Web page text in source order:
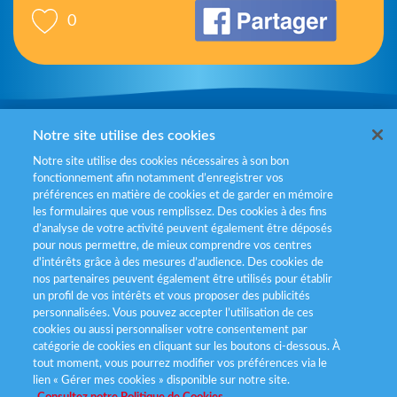
0
Mentions légales
Politiques de gestion des cookies
Politique données personnelles
Services consommateurs
Déclaration d’accessibilité
Notre site utilise des cookies
Notre site utilise des cookies nécessaires à son bon
fonctionnement afin notamment d’enregistrer vos
préférences en matière de cookies et de garder en mémoire
les formulaires que vous remplissez. Des cookies à des fins
d’analyse de votre activité peuvent également être déposés
pour nous permettre, de mieux comprendre vos centres
d'intérêts grâce à des mesures d’audience. Des cookies de
nos partenaires peuvent également être utilisés pour établir
un profil de vos intérêts et vous proposer des publicités
personnalisées. Vous pouvez accepter l’utilisation de ces
cookies ou aussi personnaliser votre consentement par
catégorie de cookies en cliquant sur les boutons ci-dessous. À
tout moment, vous pourrez modifier vos préférences via le
lien « Gérer mes cookies » disponible sur notre site.